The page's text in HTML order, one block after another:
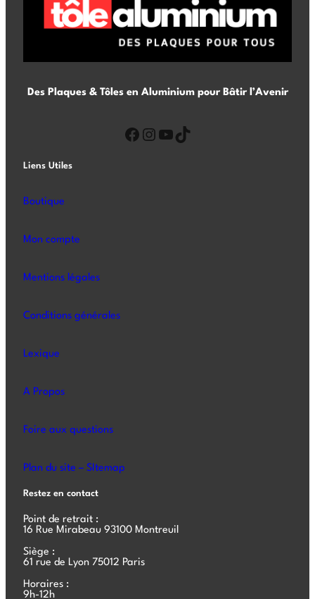
Des Plaques & Tôles en Aluminium pour Bâtir l’Avenir
Liens Utiles
Boutique
Mon compte
Mentions légales
Conditions générales
Lexique
A Propos
Foire aux questions
Plan du site – SItemap
Restez en contact
Point de retrait :
16 Rue Mirabeau 93100 Montreuil
Siège :
61 rue de Lyon 75012 Paris
Horaires :
9h-12h